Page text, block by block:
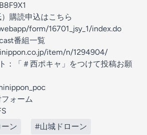
購読申込はこちら
form/16701_jsy_1/index.do
番組一覧
item/n/1294904/
：「＃西ポキャ」をつけて投稿お願
ォーム
ン #山城ドローン